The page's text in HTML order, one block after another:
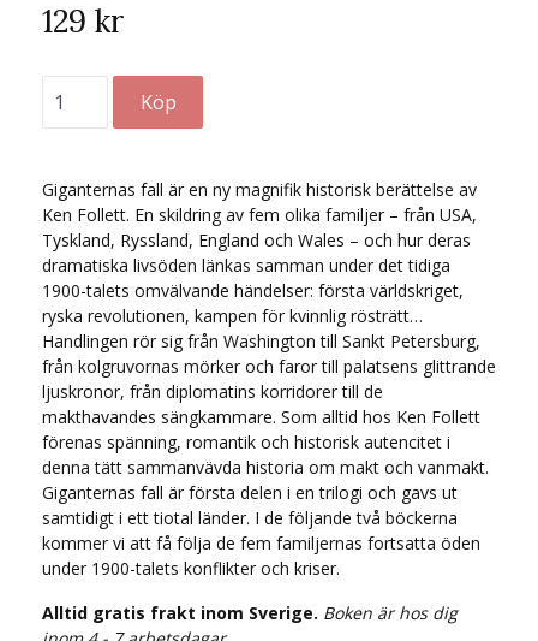
129 kr
Giganternas fall är en ny magnifik historisk berättelse av
Ken Follett. En skildring av fem olika familjer – från USA,
Tyskland, Ryssland, England och Wales – och hur deras
dramatiska livsöden länkas samman under det tidiga
1900-talets omvälvande händelser: första världskriget,
ryska revolutionen, kampen för kvinnlig rösträtt…
Handlingen rör sig från Washington till Sankt Petersburg,
från kolgruvornas mörker och faror till palatsens glittrande
ljuskronor, från diplomatins korridorer till de
makthavandes sängkammare. Som alltid hos Ken Follett
förenas spänning, romantik och historisk autencitet i
denna tätt sammanvävda historia om makt och vanmakt.
Giganternas fall är första delen i en trilogi och gavs ut
samtidigt i ett tiotal länder. I de följande två böckerna
kommer vi att få följa de fem familjernas fortsatta öden
under 1900-talets konflikter och kriser.
Alltid gratis frakt inom Sverige. Boken är hos dig